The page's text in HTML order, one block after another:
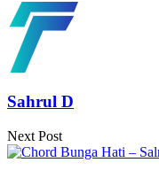
Sahrul D
Next Post